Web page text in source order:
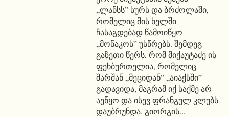
„ლანსს” სურს და ბრძოლაში,
რომელიც მის ხელში
ჩასაგდებად წამოიწყო
„მონაკოს” უსწრებს. შემდეგ
გაზეთი წერს, რომ მიქაუტაძე ის
ფეხბურთელია, რომელიც
შარშან „მეციდან” „აიაქსში”
გადავიდა, მაგრამ იქ საქმე არ
აეწყო და ისევ ფრანგულ კლუბს
დაუბრუნდა. გიორგის...